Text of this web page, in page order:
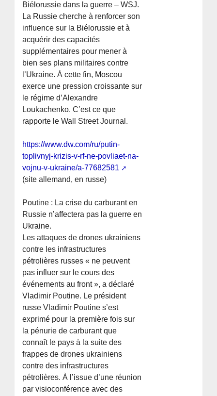
Biélorussie dans la guerre – WSJ.
La Russie cherche à renforcer son
influence sur la Biélorussie et à
acquérir des capacités
supplémentaires pour mener à
bien ses plans militaires contre
l’Ukraine. À cette fin, Moscou
exerce une pression croissante sur
le régime d’Alexandre
Loukachenko. C’est ce que
rapporte le Wall Street Journal.
https://www.dw.com/ru/putin-
toplivnyj-krizis-v-rf-ne-povliaet-na-
vojnu-v-ukraine/a-77682581
(site allemand, en russe)
Poutine : La crise du carburant en
Russie n’affectera pas la guerre en
Ukraine.
Les attaques de drones ukrainiens
contre les infrastructures
pétrolières russes « ne peuvent
pas influer sur le cours des
événements au front », a déclaré
Vladimir Poutine. Le président
russe Vladimir Poutine s’est
exprimé pour la première fois sur
la pénurie de carburant que
connaît le pays à la suite des
frappes de drones ukrainiens
contre des infrastructures
pétrolières. À l’issue d’une réunion
par visioconférence avec des